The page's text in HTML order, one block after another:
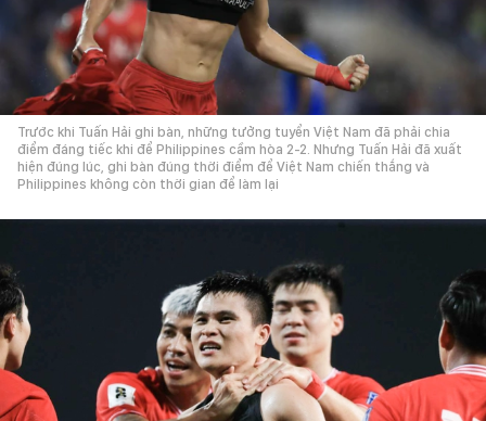
Trước khi Tuấn Hải ghi bàn, những tưởng tuyển Việt Nam đã phải chia
điểm đáng tiếc khi để Philippines cầm hòa 2-2. Nhưng Tuấn Hải đã xuất
hiện đúng lúc, ghi bàn đúng thời điểm để Việt Nam chiến thắng và
Philippines không còn thời gian để làm lại